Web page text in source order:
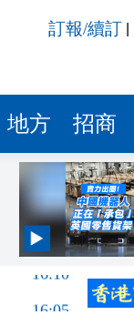
訂報/續訂
地方 招商
16:10